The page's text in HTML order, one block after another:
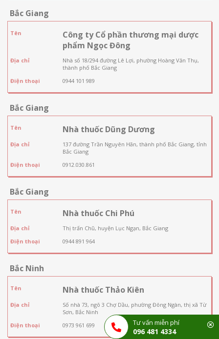
Bắc Giang
Tên
Công ty Cổ phần thương mại dược
phẩm Ngọc Đông
Địa chỉ
Nhà số 18/294 đường Lê Lợi, phường Hoàng Văn Thụ,
thành phố Bắc Giang
Điện thoại
0944 101 989
Bắc Giang
Tên Nhà thuốc Dũng Dương
Địa chỉ
137 đường Trần Nguyên Hãn, thành phố Bắc Giang, tỉnh
Bắc Giang
Điện thoại
0912.030.861
Bắc Giang
Tên Nhà thuốc Chi Phú
Địa chỉ
Thị trấn Chũ, huyện Lục Ngạn, Bắc Giang
Điện thoại
0944 891 964
Bắc Ninh
Tên Nhà thuốc Thảo Kiên
Địa chỉ
Số nhà 73, ngõ 3 Chợ Dầu, phường Đông Ngàn, thị xã Từ
Sơn, Bắc Ninh
Điện thoại
0973 961 699 Tư vấn miễn phí
096 481 4334